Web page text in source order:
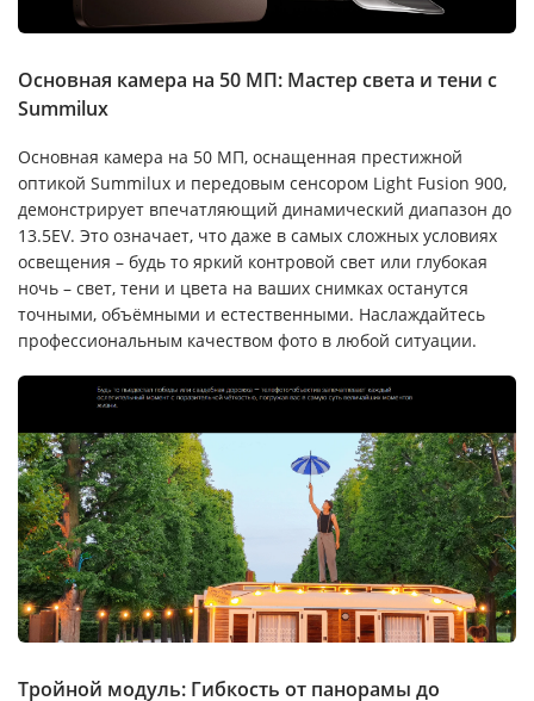
Основная камера на 50 МП: Мастер света и тени с
Summilux
Основная камера на 50 МП, оснащенная престижной
оптикой Summilux и передовым сенсором Light Fusion 900,
демонстрирует впечатляющий динамический диапазон до
13.5EV. Это означает, что даже в самых сложных условиях
освещения – будь то яркий контровой свет или глубокая
ночь – свет, тени и цвета на ваших снимках останутся
точными, объёмными и естественными. Наслаждайтесь
профессиональным качеством фото в любой ситуации.
Тройной модуль: Гибкость от панорамы до